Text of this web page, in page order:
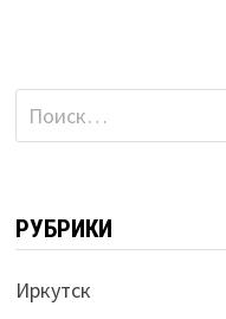
Найти:
РУБРИКИ
Иркутск